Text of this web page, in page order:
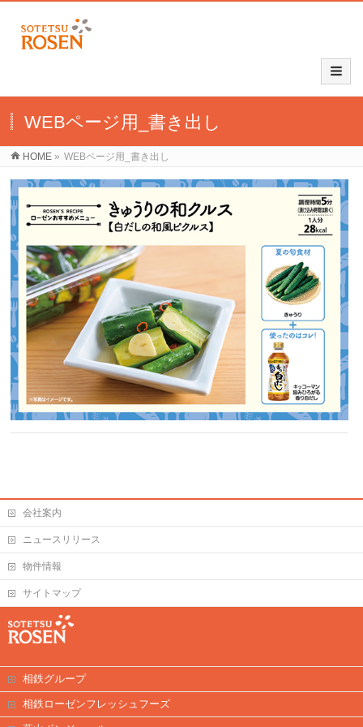
WEBページ用_書き出し
HOME » WEBページ用_書き出し
会社案内
ニュースリリース
物件情報
サイトマップ
相鉄グループ
相鉄ローゼンフレッシュフーズ